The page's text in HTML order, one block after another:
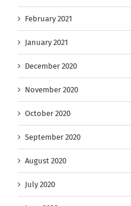
February 2021
January 2021
December 2020
November 2020
October 2020
September 2020
August 2020
July 2020